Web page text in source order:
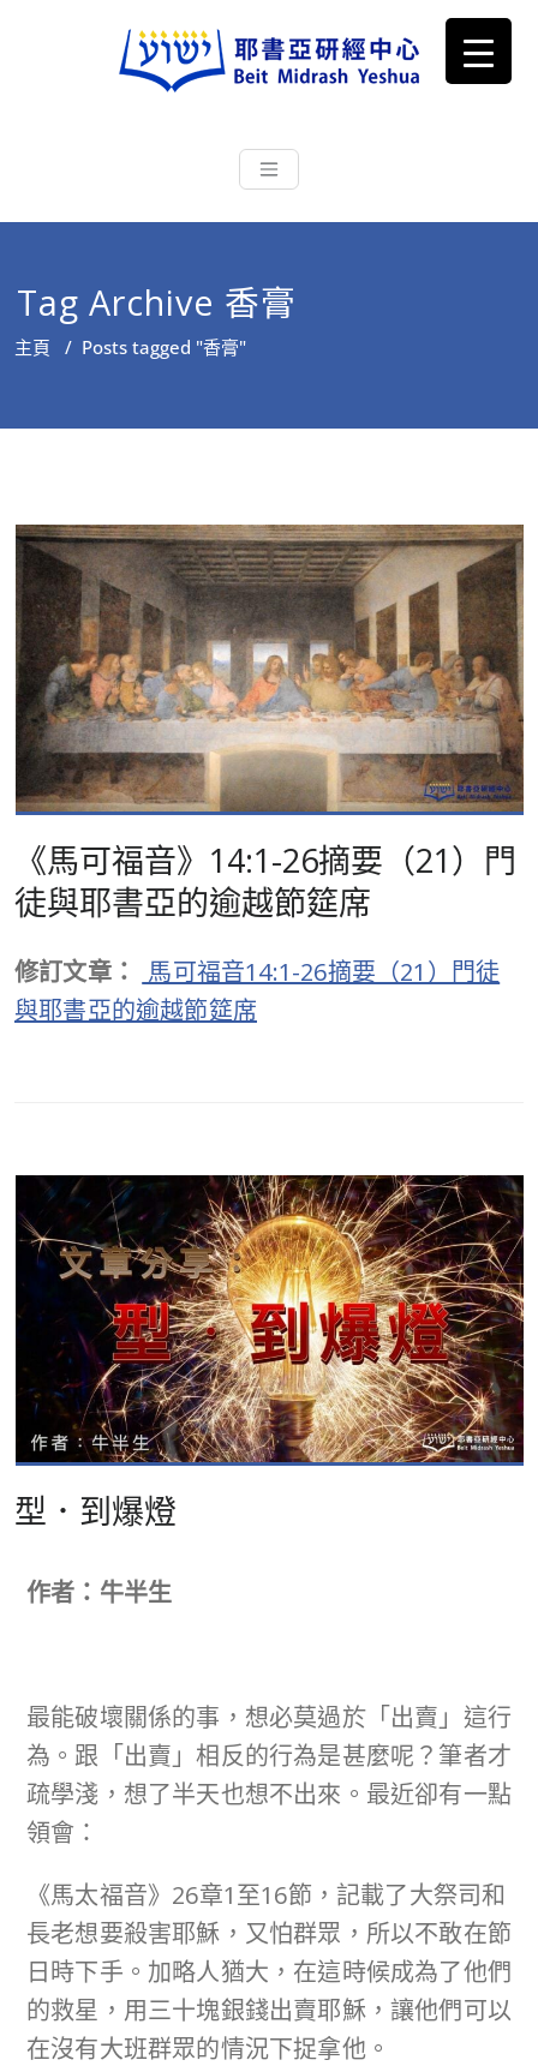
耶書亞研經中心
根源明白聖經，成為更好的門徒
Tag Archive 香膏
主頁 / Posts tagged "香膏"
《馬可福音》14:1-26摘要（21）門
徒與耶書亞的逾越節筵席
修訂文章：
馬可福音14:1-26摘要（21）門徒
與耶書亞的逾越節筵席
型．到爆燈
作者：牛半生
最能破壞關係的事，想必莫過於「出賣」這行
為。跟「出賣」相反的行為是甚麼呢？筆者才
疏學淺，想了半天也想不出來。最近卻有一點
領會：
《馬太福音》26章1至16節，記載了大祭司和
長老想要殺害耶穌，又怕群眾，所以不敢在節
日時下手。加略人猶大，在這時候成為了他們
的救星，用三十塊銀錢出賣耶穌，讓他們可以
在沒有大班群眾的情況下捉拿他。